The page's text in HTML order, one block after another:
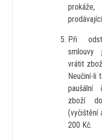
Při
smlouvy
vrátit
Neučiní-li
paušální
zboží
(vyčištění
200 Kč.